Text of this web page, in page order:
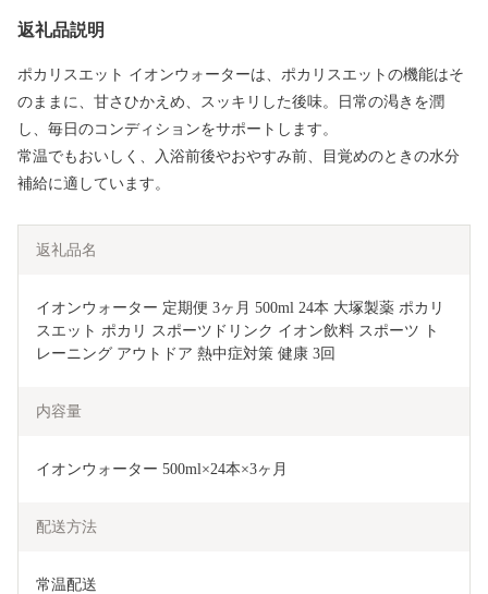
返礼品説明
ポカリスエット イオンウォーターは、ポカリスエットの機能はそ
のままに、甘さひかえめ、スッキリした後味。日常の渇きを潤
し、毎日のコンディションをサポートします。
常温でもおいしく、入浴前後やおやすみ前、目覚めのときの水分
補給に適しています。
返礼品名
イオンウォーター 定期便 3ヶ月 500ml 24本 大塚製薬 ポカリ
スエット ポカリ スポーツドリンク イオン飲料 スポーツ ト
レーニング アウトドア 熱中症対策 健康 3回
内容量
イオンウォーター 500ml×24本×3ヶ月
配送方法
常温配送